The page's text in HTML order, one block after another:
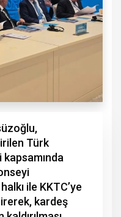
Türk
ile KKTC’ye
kardeş